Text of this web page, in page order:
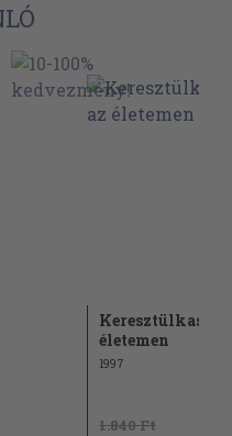
Keresztülkasul
életemen
1997
1.840 Ft